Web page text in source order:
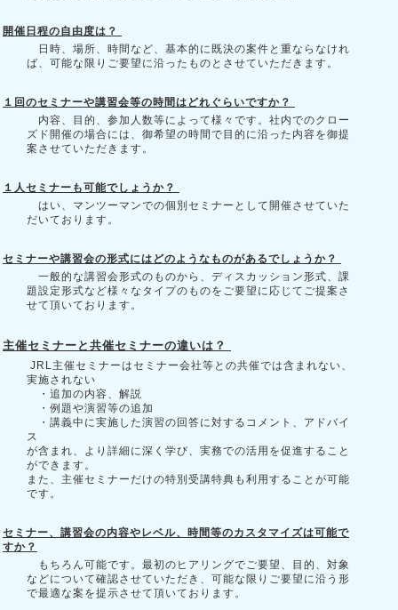
開催日程の自由度は？
日時、場所、時間など、基本的に既決の案件と重ならなけれ
ば、可能な限りご要望に沿ったものとさせていただきます。
１回のセミナーや講習会等の時間はどれぐらいですか？
内容、目的、参加人数等によって様々です。社内でのクロー
ズド開催の場合には、御希望の時間で目的に沿った内容を御提
案させていただきます。
１人セミナーも可能でしょうか？
はい、マンツーマンでの個別セミナーとして開催させていた
だいております。
セミナーや講習会の形式にはどのようなものがあるでしょうか？
一般的な講習会形式のものから、ディスカッション形式、課
題設定形式など様々なタイプのものをご要望に応じてご提案さ
せて頂いております。
主催セミナーと共催セミナーの違いは？
JRL主催セミナーはセミナー会社等との共催では含まれない、
実施されない
・追加の内容、解説
・例題や演習等の追加
・講義中に実施した演習の回答に対するコメント、アドバイ
ス
が含まれ、より詳細に深く学び、実務での活用を促進すること
ができます。
また、主催セミナーだけの特別受講特典も利用することが可能
です。
セミナー、講習会の内容やレベル、時間等のカスタマイズは可能で
すか？
もちろん可能です。最初のヒアリングでご要望、目的、対象
などについて確認させていただき、可能な限りご要望に沿う形
で最適な案を提示させて頂いております。